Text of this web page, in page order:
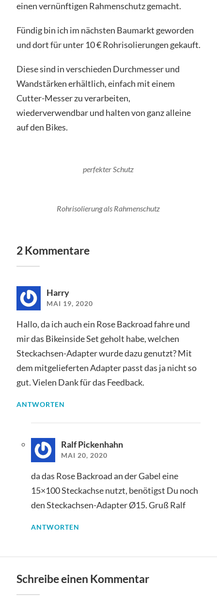
einen vernünftigen Rahmenschutz gemacht.
Fündig bin ich im nächsten Baumarkt geworden
und dort für unter 10 € Rohrisolierungen gekauft.
Diese sind in verschieden Durchmesser und
Wandstärken erhältlich, einfach mit einem
Cutter-Messer zu verarbeiten,
wiederverwendbar und halten von ganz alleine
auf den Bikes.
perfekter Schutz
Rohrisolierung als Rahmenschutz
2 Kommentare
Harry
MAI 19, 2020
Hallo, da ich auch ein Rose Backroad fahre und
mir das Bikeinside Set geholt habe, welchen
Steckachsen-Adapter wurde dazu genutzt? Mit
dem mitgelieferten Adapter passt das ja nicht so
gut. Vielen Dank für das Feedback.
ANTWORTEN
Ralf Pickenhahn
MAI 20, 2020
da das Rose Backroad an der Gabel eine
15×100 Steckachse nutzt, benötigst Du noch
den Steckachsen-Adapter Ø15. Gruß Ralf
ANTWORTEN
Schreibe einen Kommentar